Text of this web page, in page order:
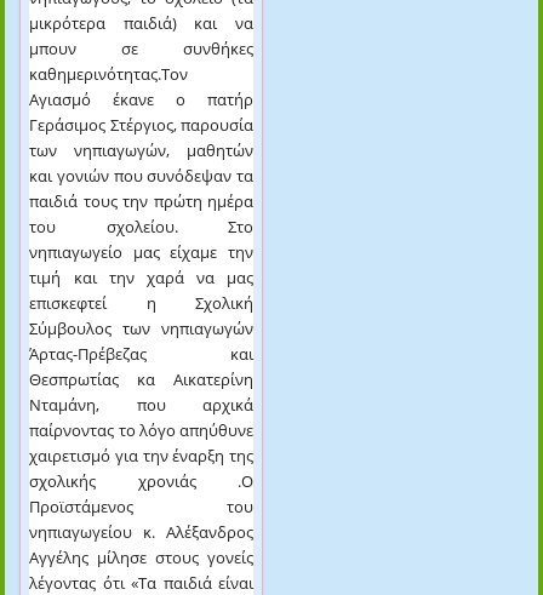
μικρότερα παιδιά) και να
μπουν σε συνθήκες
καθημερινότητας.Τον
Αγιασμό έκανε ο πατήρ
Γεράσιμος Στέργιος, παρουσία
των νηπιαγωγών, μαθητών
και γονιών που συνόδεψαν τα
παιδιά τους την πρώτη ημέρα
του σχολείου. Στο
νηπιαγωγείο μας είχαμε την
τιμή και την χαρά να μας
επισκεφτεί η Σχολική
Σύμβουλος των νηπιαγωγών
Άρτας-Πρέβεζας και
Θεσπρωτίας κα Αικατερίνη
Νταμάνη, που αρχικά
παίρνοντας το λόγο απηύθυνε
χαιρετισμό για την έναρξη της
σχολικής χρονιάς .Ο
Προϊστάμενος του
νηπιαγωγείου κ. Αλέξανδρος
Αγγέλης μίλησε στους γονείς
λέγοντας ότι «Τα παιδιά είναι